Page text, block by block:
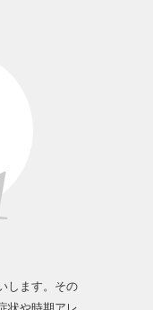
します。その
状や時期アレ